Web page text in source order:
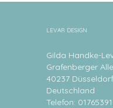
LEVAR DESIGN
Gilda Handke-
Grafenberger
40237 Düsseldorf
Deutschland
Telefon: